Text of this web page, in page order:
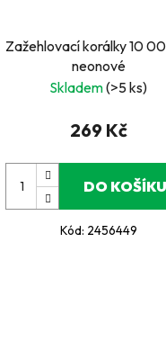
Zažehlovací korálky 10
neonové
Skladem(>5 ks)
269 Kč
DO KOŠÍKU
Kód: 2456449